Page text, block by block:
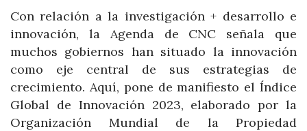
Con relación a la investigación + desarrollo e
innovación, la Agenda de CNC señala que
muchos gobiernos han situado la innovación
como eje central de sus estrategias de
crecimiento. Aquí, pone de manifiesto el Índice
Global de Innovación 2023, elaborado por la
Organización Mundial de la Propiedad